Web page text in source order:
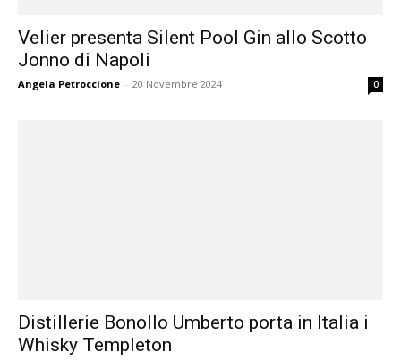
Velier presenta Silent Pool Gin allo Scotto
Jonno di Napoli
Angela Petroccione - 20 Novembre 2024 0
Distillerie Bonollo Umberto porta in Italia i
Whisky Templeton